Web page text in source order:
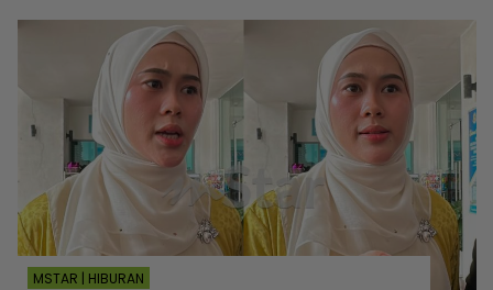
MSTAR | HIBURAN